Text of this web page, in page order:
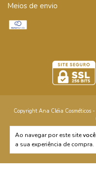
Ao navegar por este site
a sua experiência de compra.
Meios de envio
Copyright Ana Cléia Cosméticos